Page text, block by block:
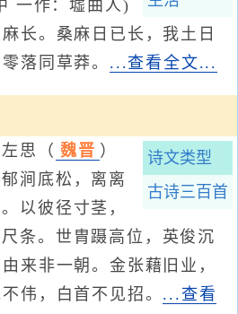
一作：墟曲人)
长。桑麻日已长，我土日
落同草莽。 ...查看全文...
诗文类型
古诗三百首
思 （ 魏晋 ）
底松，离离
以彼径寸茎，
条。世胄蹑高位，英俊沉
来非一朝。金张藉旧业，
伟，白首不见招。 ...查看